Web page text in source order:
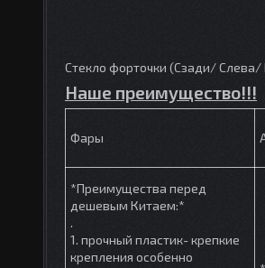
Стекло форточки (Сзади/ Слева/
Наше преимущество!!!
Фары
*Преимущества перед
дешевым Китаем:*
.
1. прочный пластик- крепкие
крепления особенно